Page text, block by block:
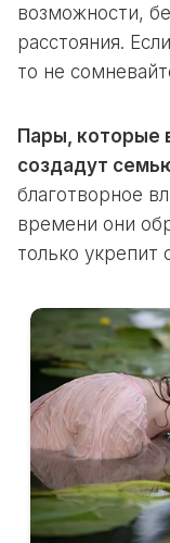
возможности,
расстояния.
то не
Пары, которые
создадут
благотворное
времени они
только